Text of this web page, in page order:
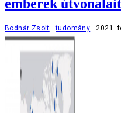
emberek útvonalait
Bodnár Zsolt tudomány 2021.